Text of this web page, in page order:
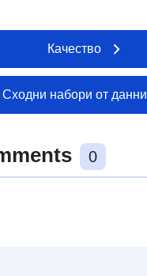
Качество
Сходни набори от данни
0